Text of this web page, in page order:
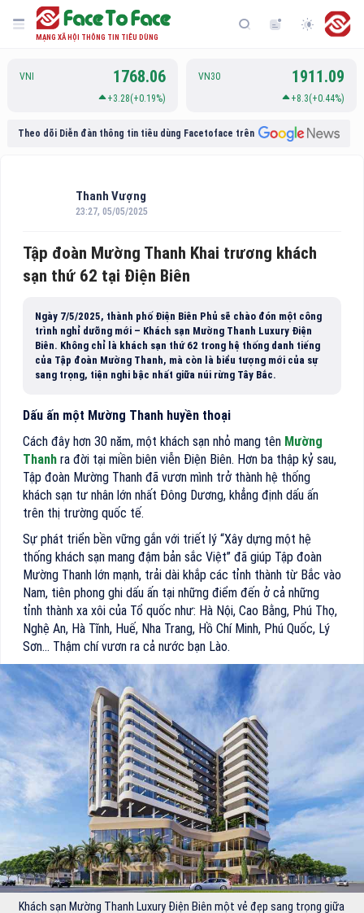
MẠNG XÃ HỘI THÔNG TIN TIÊU DÙNG
VNI 1768.06
+3.28(+0.19%)
VN30 1911.09
+8.3(+0.44%)
Theo dõi Diễn đàn thông tin tiêu dùng Facetoface trên
Thanh Vượng
23:27, 05/05/2025
Tập đoàn Mường Thanh Khai trương khách
sạn thứ 62 tại Điện Biên
Ngày 7/5/2025, thành phố Điện Biên Phủ sẽ chào đón một công
trình nghỉ dưỡng mới – Khách sạn Mường Thanh Luxury Điện
Biên. Không chỉ là khách sạn thứ 62 trong hệ thống danh tiếng
của Tập đoàn Mường Thanh, mà còn là biểu tượng mới của sự
sang trọng, tiện nghi bậc nhất giữa núi rừng Tây Bắc.
Dấu ấn một Mường Thanh huyền thoại
Cách đây hơn 30 năm, một khách sạn nhỏ mang tên Mường
Thanh ra đời tại miền biên viễn Điện Biên. Hơn ba thập kỷ sau,
Tập đoàn Mường Thanh đã vươn mình trở thành hệ thống
khách sạn tư nhân lớn nhất Đông Dương, khẳng định dấu ấn
trên thị trường quốc tế.
Sự phát triển bền vững gắn với triết lý “Xây dựng một hệ
thống khách sạn mang đậm bản sắc Việt” đã giúp Tập đoàn
Mường Thanh lớn mạnh, trải dài khắp các tỉnh thành từ Bắc vào
Nam, tiên phong ghi dấu ấn tại những điểm đến ở cả những
tỉnh thành xa xôi của Tổ quốc như: Hà Nội, Cao Bằng, Phú Thọ,
Nghệ An, Hà Tĩnh, Huế, Nha Trang, Hồ Chí Minh, Phú Quốc, Lý
Sơn… Thậm chí vươn ra cả nước bạn Lào.
Khách sạn Mường Thanh Luxury Điện Biên một vẻ đẹp sang trọng giữa